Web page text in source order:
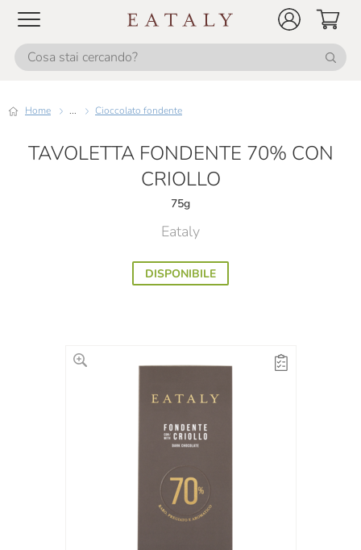
Home ... Cioccolato fondente
TAVOLETTA FONDENTE 70% CON
CRIOLLO
75g
Eataly
DISPONIBILE